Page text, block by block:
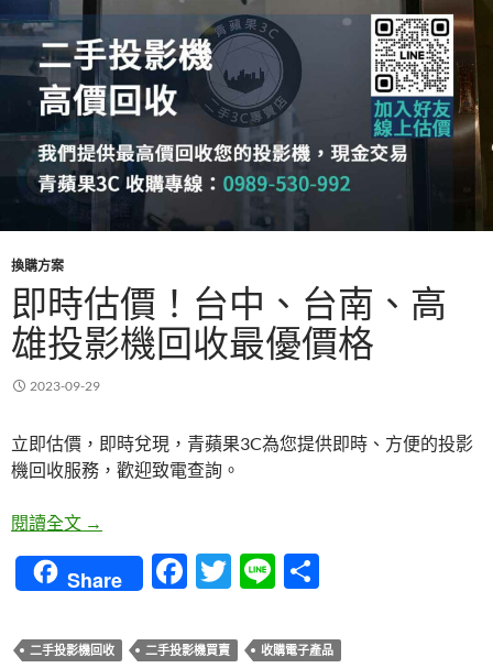
換購方案
即時估價！台中、台南、高
雄投影機回收最優價格
2023-09-29
立即估價，即時兌現，青蘋果3C為您提供即時、方便的投影
機回收服務，歡迎致電查詢。
閱讀全文 即時估價！台中、台南、高雄投影機回收最優價格
→
Share
F
e
T
itt
Li
e
二手投影機回收 二手投影機買賣 收購電子產品